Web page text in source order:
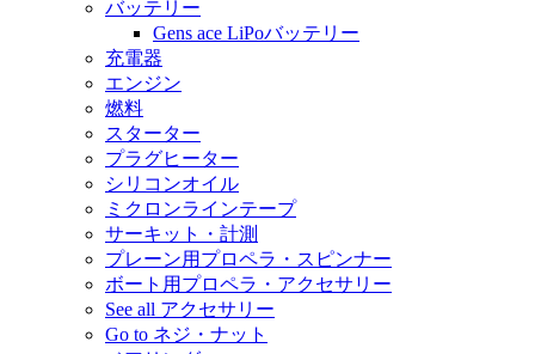
バッテリー
Gens ace LiPoバッテリー
充電器
エンジン
燃料
スターター
プラグヒーター
シリコンオイル
ミクロンラインテープ
サーキット・計測
プレーン用プロペラ・スピンナー
ボート用プロペラ・アクセサリー
See all アクセサリー
Go to ネジ・ナット